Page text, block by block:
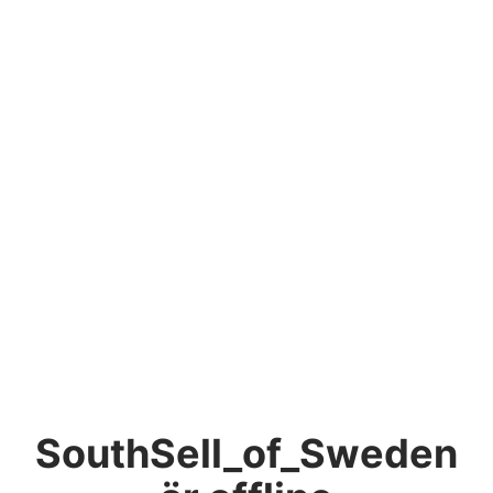
SouthSell_of_Sweden